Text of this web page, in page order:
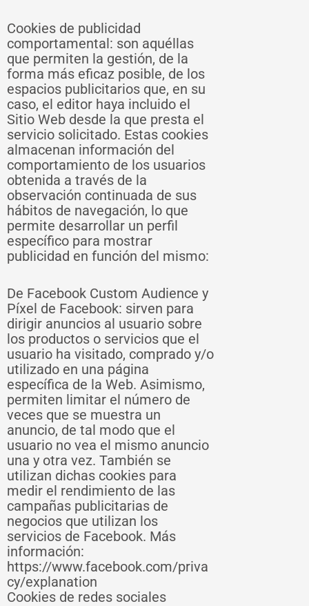
Cookies de publicidad
comportamental: son aquéllas
que permiten la gestión, de la
forma más eficaz posible, de los
espacios publicitarios que, en su
caso, el editor haya incluido el
Sitio Web desde la que presta el
servicio solicitado. Estas cookies
almacenan información del
comportamiento de los usuarios
obtenida a través de la
observación continuada de sus
hábitos de navegación, lo que
permite desarrollar un perfil
específico para mostrar
publicidad en función del mismo:
De Facebook Custom Audience y
Píxel de Facebook: sirven para
dirigir anuncios al usuario sobre
los productos o servicios que el
usuario ha visitado, comprado y/o
utilizado en una página
específica de la Web. Asimismo,
permiten limitar el número de
veces que se muestra un
anuncio, de tal modo que el
usuario no vea el mismo anuncio
una y otra vez. También se
utilizan dichas cookies para
medir el rendimiento de las
campañas publicitarias de
negocios que utilizan los
servicios de Facebook. Más
información:
https://www.facebook.com/priva
cy/explanation
Cookies de redes sociales